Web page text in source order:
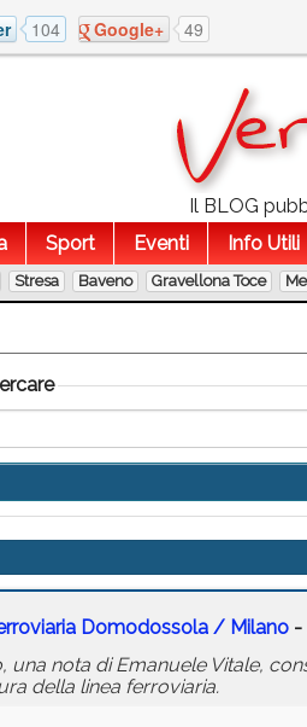
104 Google+ 49
Il BLOG
Sport Eventi Info Utili
Stresa Baveno Gravellona Toce
Domodossola / Milano -
una nota di Emanuele Vitale,
della linea ferroviaria.